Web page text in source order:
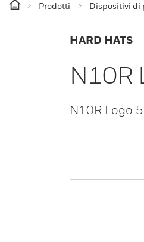
Prodotti Dispositivi di
HARD HATS
N10R
N10R Logo